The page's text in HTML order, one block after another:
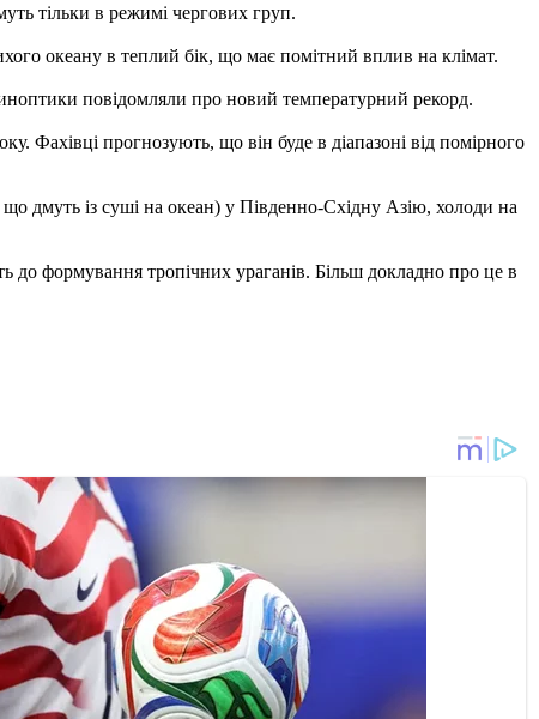
тільки в режимі чергових груп.
океану в теплий бік, що має помітний вплив на клімат.
повідомляли про новий температурний рекорд.
Фахівці прогнозують, що він буде в діапазоні від помірного
дмуть із суші на океан) у Південно-Східну Азію, холоди на
формування тропічних ураганів. Більш докладно про це в